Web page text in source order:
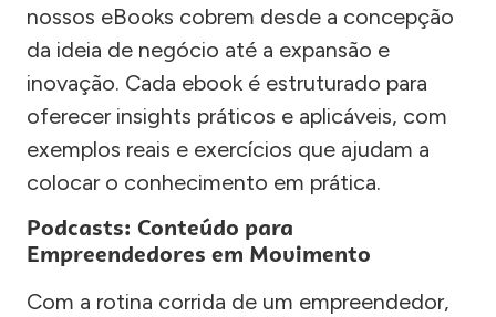
nossos eBooks cobrem desde a concepção
da ideia de negócio até a expansão e
inovação. Cada ebook é estruturado para
oferecer insights práticos e aplicáveis, com
exemplos reais e exercícios que ajudam a
colocar o conhecimento em prática.
Podcasts: Conteúdo para
Empreendedores em Movimento
Com a rotina corrida de um empreendedor,